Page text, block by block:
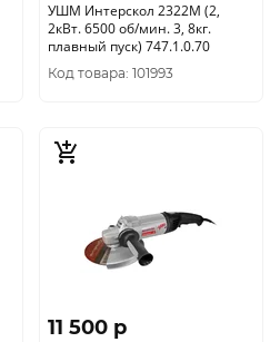
УШМ Интерскол 2322М (2,
2кВт. 6500 об/мин. 3, 8кг.
плавный пуск) 747.1.0.70
Код товара: 101993
11 500 p